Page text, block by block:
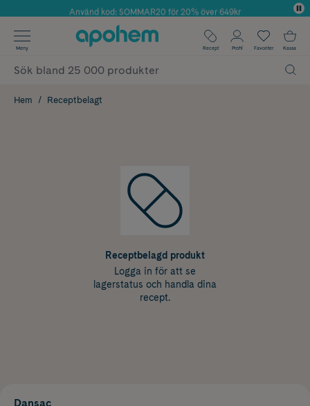
Årets Butik 2025 inom Skönhet
Använd kod: SOMMAR20 för 20% över 649kr
✓ Fri frakt
✓ Poäng på alla köp*
Meny Recept Profil Favoriter Kassa
Hem Receptbelagt
Receptbelagd produkt
Logga in för att se
lagerstatus och handla dina
recept.
Dansac